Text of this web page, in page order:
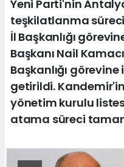
Yeni Parti'nin
teşkilatlanma
İl Başkanlığı
Başkanı Nail
Başkanlığı
getirildi.
yönetim kurulu
atama süreci